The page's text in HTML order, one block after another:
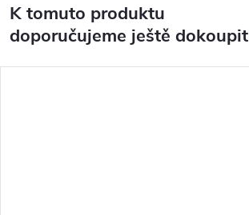
K tomuto produktu
doporučujeme ještě dokoupit